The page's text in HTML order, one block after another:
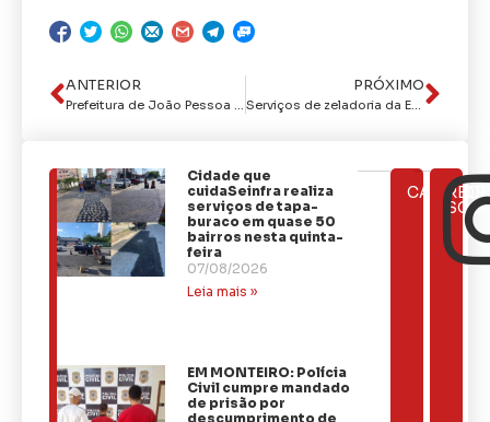
ANTERIOR
Prefeitura de João Pessoa inicia neste sábado o ‘Saúde e Prevenção + Perto de Você’
PRÓXIMO
Serviços de zeladoria da Emlur beneficiam 14 bairros durante a semana
ÚLTIMAS
NOTÍCIAS
Cidade que
cuidaSeinfra realiza
serviços de tapa-
buraco em quase 50
bairros nesta quinta-
feira
07/08/2026
Leia mais »
EM MONTEIRO: Polícia
Civil cumpre mandado
de prisão por
descumprimento de